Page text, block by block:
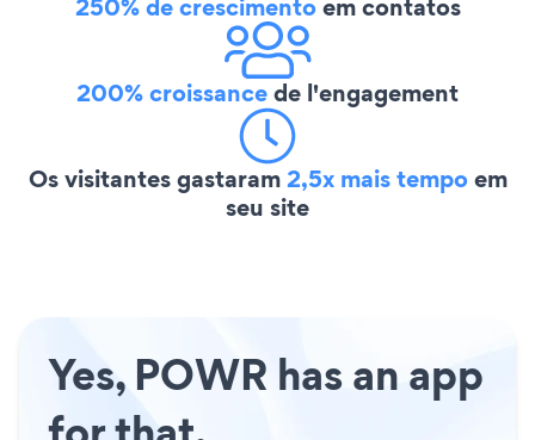
250% de crescimentoem contatos
200% croissancede l'engagement
Os visitantes gastaram2,5x mais tempoem
seu site
Yes, POWR has an app